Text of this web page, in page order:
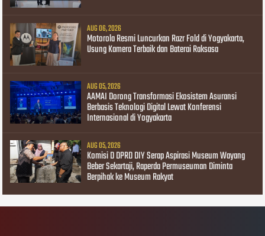
AUG 06, 2026
Motorola Resmi Luncurkan Razr Fold di Yogyakarta,
Usung Kamera Terbaik dan Baterai Raksasa
AUG 05, 2026
AAMAI Dorong Transformasi Ekosistem Asuransi
Berbasis Teknologi Digital Lewat Konferensi
Internasional di Yogyakarta
AUG 05, 2026
Komisi D DPRD DIY Serap Aspirasi Museum Wayang
Beber Sekartaji, Raperda Permuseuman Diminta
Berpihak ke Museum Rakyat